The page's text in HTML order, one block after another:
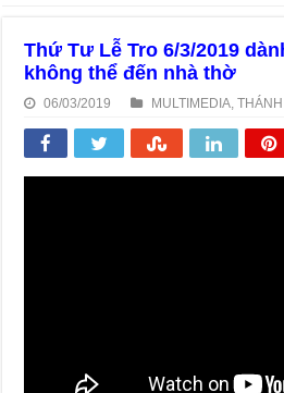
Thứ Tư Lễ Tro 6/3/2019
không thể đến nhà thờ
06/03/2019 MULTIMEDIA ,